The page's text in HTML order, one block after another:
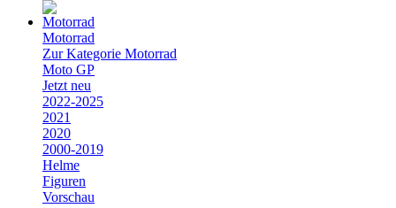
Motorrad
Zur Kategorie Motorrad
Moto GP
Jetzt neu
2022-2025
2021
2020
2000-2019
Helme
Figuren
Vorschau